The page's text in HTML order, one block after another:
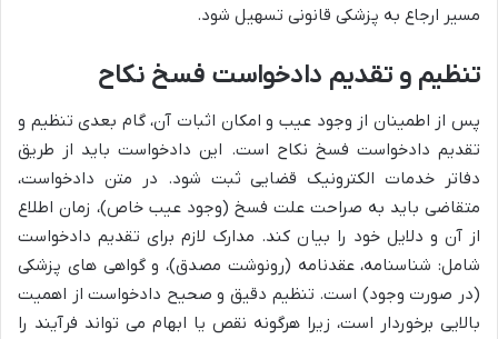
مسیر ارجاع به پزشکی قانونی تسهیل شود.
تنظیم و تقدیم دادخواست فسخ نکاح
پس از اطمینان از وجود عیب و امکان اثبات آن، گام بعدی تنظیم و
تقدیم دادخواست فسخ نکاح است. این دادخواست باید از طریق
دفاتر خدمات الکترونیک قضایی ثبت شود. در متن دادخواست،
متقاضی باید به صراحت علت فسخ (وجود عیب خاص)، زمان اطلاع
از آن و دلایل خود را بیان کند. مدارک لازم برای تقدیم دادخواست
شامل: شناسنامه، عقدنامه (رونوشت مصدق)، و گواهی های پزشکی
(در صورت وجود) است. تنظیم دقیق و صحیح دادخواست از اهمیت
بالایی برخوردار است، زیرا هرگونه نقص یا ابهام می تواند فرآیند را